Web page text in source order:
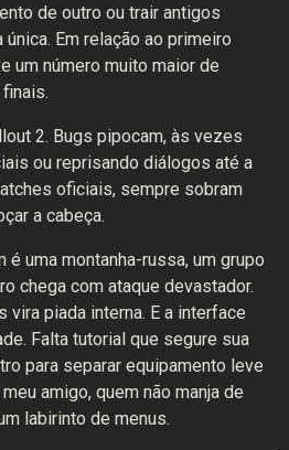
de outro ou trair antigos
Em relação ao primeiro
um número muito maior de
2. Bugs pipocam, às vezes
ou reprisando diálogos até a
oficiais, sempre sobram
a cabeça.
é uma montanha-russa, um grupo
chega com ataque devastador.
vira piada interna. E a interface
Falta tutorial que segure sua
para separar equipamento leve
amigo, quem não manja de
labirinto de menus.